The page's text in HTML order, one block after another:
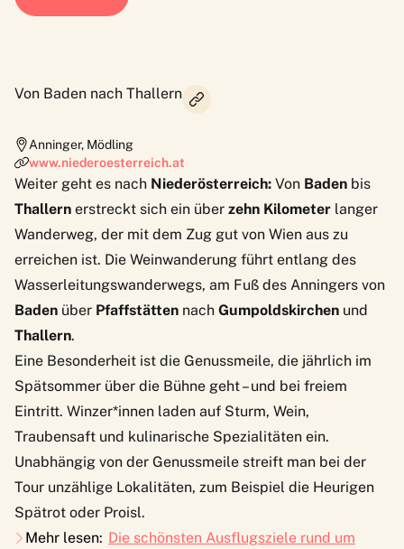
Von Baden nach Thallern
Anninger, Mödling
www.niederoesterreich.at
Weiter geht es nach Niederösterreich: Von Baden bis
Thallern erstreckt sich ein über zehn Kilometer langer
Wanderweg, der mit dem Zug gut von Wien aus zu
erreichen ist. Die Weinwanderung führt entlang des
Wasserleitungswanderwegs, am Fuß des Anningers von
Baden über Pfaffstätten nach Gumpoldskirchen und
Thallern.
Eine Besonderheit ist die Genussmeile, die jährlich im
Spätsommer über die Bühne geht – und bei freiem
Eintritt. Winzer*innen laden auf Sturm, Wein,
Traubensaft und kulinarische Spezialitäten ein.
Unabhängig von der Genussmeile streift man bei der
Tour unzählige Lokalitäten, zum Beispiel die Heurigen
Spätrot oder Proisl.
Mehr lesen: Die schönsten Ausflugsziele rund um